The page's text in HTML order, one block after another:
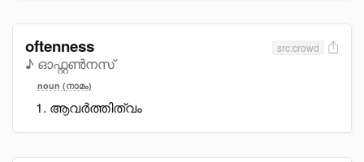
oftenness
♪ ഓഫ്റ്റൺനസ്
src:crowd
noun (നാമം)
ആവർത്തിത്വം